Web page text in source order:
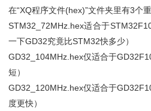
在“XQ程序文件(hex)”文件夹里有3个
STM32_72MHz.hex适合于
一下GD32究竟比STM32快多少）
GD32_104MHz.hex仅适合于
短）
GD32_120MHz.hex仅适合于
度更快）